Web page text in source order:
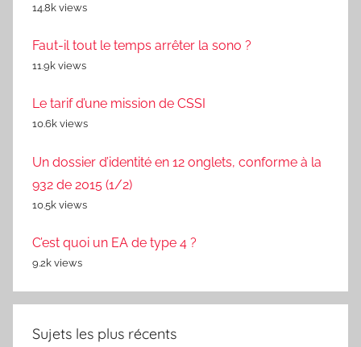
14.8k views
Faut-il tout le temps arrêter la sono ?
11.9k views
Le tarif d’une mission de CSSI
10.6k views
Un dossier d’identité en 12 onglets, conforme à la
932 de 2015 (1/2)
10.5k views
C’est quoi un EA de type 4 ?
9.2k views
Sujets les plus récents